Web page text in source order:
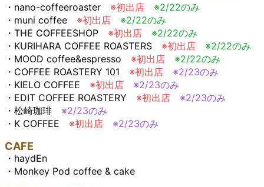
・nano-coffeeroaster ※初出店
※2/22のみ
・muni coffee ※初出店
※2/22のみ
・THE COFFEESHOP ※初出店
※2/22のみ
・KURIHARA COFFEE ROASTERS ※初出店
※2/22のみ
・MOOD coffee&espresso ※初出店
※2/22のみ
・COFFEE ROASTERY 101 ※初出店
※2/23のみ
・KIELO COFFEE ※初出店
※2/23のみ
・EDIT COFFEE ROASTERY ※初出店
※2/23のみ
・松崎珈琲 ※2/23のみ
・K COFFEE ※初出店 ※2/23のみ
CAFE
・haydEn
・Monkey Pod coffee & cake